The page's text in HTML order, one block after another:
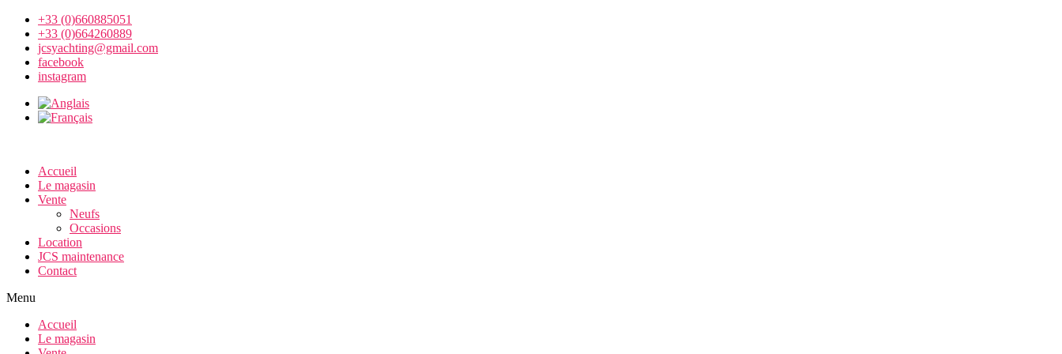
+33 (0)660885051
+33 (0)664260889
jcsyachting@gmail.com
facebook
instagram
Accueil
Le magasin
Vente
Neufs
Occasions
Location
JCS maintenance
Contact
Menu
Accueil
Le magasin